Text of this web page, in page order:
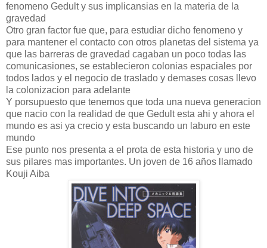
fenomeno Gedult y sus implicansias en la materia de la
gravedad
Otro gran factor fue que, para estudiar dicho fenomeno y
para mantener el contacto con otros planetas del sistema ya
que las barreras de gravedad cagaban un poco todas las
comunicasiones, se establecieron colonias espaciales por
todos lados y el negocio de traslado y demases cosas llevo
la colonizacion para adelante
Y porsupuesto que tenemos que toda una nueva generacion
que nacio con la realidad de que Gedult esta ahi y ahora el
mundo es asi ya crecio y esta buscando un laburo en este
mundo
Ese punto nos presenta a el prota de esta historia y uno de
sus pilares mas importantes. Un joven de 16 años llamado
Kouji Aiba